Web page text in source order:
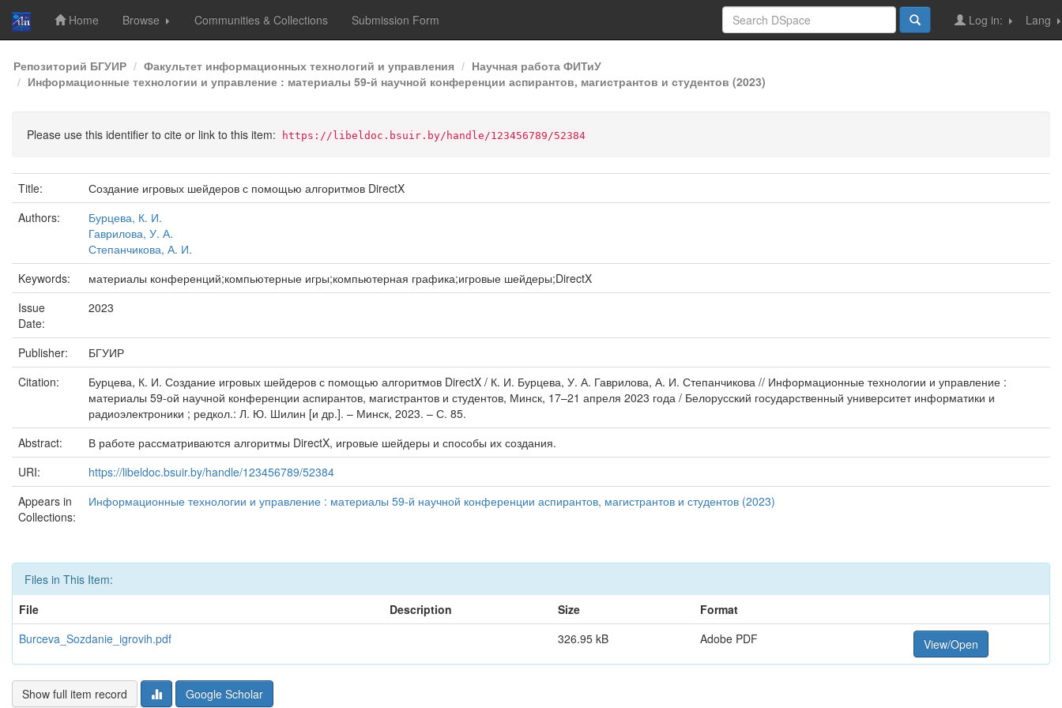
Skip
navigation
Home Browse Communities & Collections Submission Form Lang
Log in:
Репозиторий БГУИР Факультет информационных технологий и управления
Научная работа ФИТиУ
Информационные технологии и управление : материалы 59-й научной конференции аспирантов, магистрантов и студентов (2023)
Please use this identifier to cite or link to this item: https://libeldoc.bsuir.by/handle/123456789/52384
Title:
Создание игровых шейдеров с помощью алгоритмов DirectX
Authors:
Бурцева, К. И.
Гаврилова, У. А.
Степанчикова, А. И.
Keywords:
материалы конференций;компьютерные игры;компьютерная графика;игровые шейдеры;DirectX
Issue
Date:
2023
Publisher:
БГУИР
Citation:
Бурцева, К. И. Создание игровых шейдеров с помощью алгоритмов DirectX / К. И. Бурцева, У. А. Гаврилова, А. И. Степанчикова // Информационные технологии и управление :
материалы 59-ой научной конференции аспирантов, магистрантов и студентов, Минск, 17–21 апреля 2023 года / Белорусский государственный университет информатики и
радиоэлектроники ; редкол.: Л. Ю. Шилин [и др.]. – Минск, 2023. – С. 85.
Abstract:
В работе рассматриваются алгоритмы DirectX, игровые шейдеры и способы их создания.
URI:
https://libeldoc.bsuir.by/handle/123456789/52384
Appears in
Collections:
Информационные технологии и управление : материалы 59-й научной конференции аспирантов, магистрантов и студентов (2023)
Files in This Item:
File
Description Size
Format
Burceva_Sozdanie_igrovih.pdf
326.95 kB Adobe PDF View/Open
Show full item record Google Scholar